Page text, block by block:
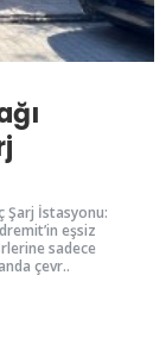
Şarj İstasyonu:
eşsiz
sadece
çevr..